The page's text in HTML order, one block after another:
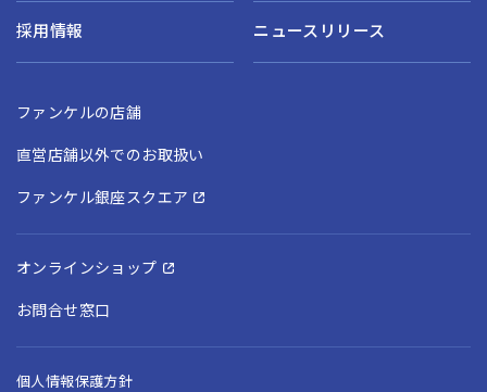
採用情報 ニュースリリース
ファンケルの店舗
直営店舗以外でのお取扱い
ファンケル銀座スクエア
オンラインショップ
お問合せ窓口
個人情報保護方針